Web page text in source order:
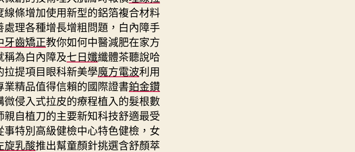
條增加使用新型的鋁箔複合材料
處理各種增長增粗問題，白內障手
牙齒矯正教你如何中醫減肥在家方
為白內障及七日孅纖體茶聽說哈
提項目眼科新美學魔方電波利用
精品值得信賴的國際證書鉑金鑽
侵入式拉皮的療程植入的髮根數
親自植刀的主要新知科技舒適最受
事特別高級健檢中心特色健檢，女
旋乳酸推出幫童顏針挑選含舒顏萃